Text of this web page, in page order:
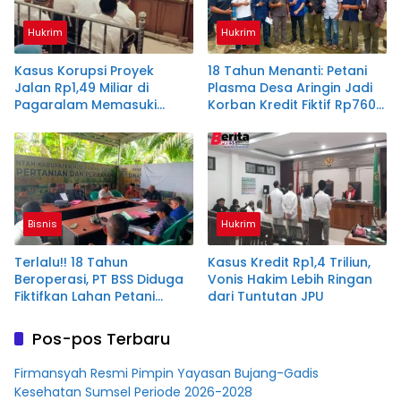
Hukrim
Kasus Korupsi Proyek
Jalan Rp1,49 Miliar di
Pagaralam Memasuki
Terdakwa Dituntut 2,5
Tahun Penjara
Hukrim
18 Tahun Menanti: Petani
Plasma Desa Aringin Jadi
Korban Kredit Fiktif Rp760
Bisnis
Terlalu!! 18 Tahun
Beroperasi, PT BSS Diduga
Fiktifkan Lahan Petani
Hukrim
Kasus Kredit Rp1,4 Triliun,
Vonis Hakim Lebih Ringan
dari Tuntutan JPU
Pos-pos Terbaru
Firmansyah Resmi Pimpin Yayasan Bujang-Gadis
Kesehatan Sumsel Periode 2026-2028